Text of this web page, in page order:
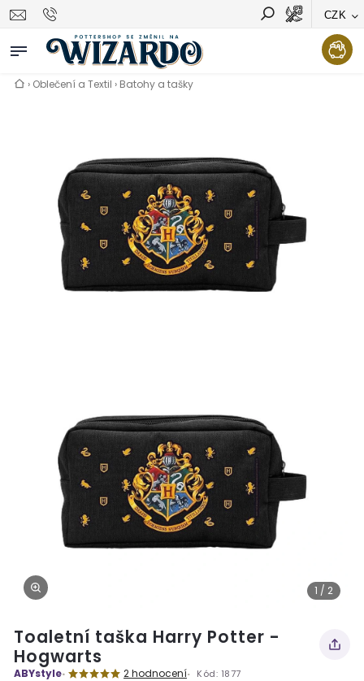
CZK
Vyhledávání Hledat
› Oblečení a Textil › Batohy a tašky
1 / 2
Toaletní taška Harry Potter -
Hogwarts
ABYstyle 2 hodnocení Kód: 1877